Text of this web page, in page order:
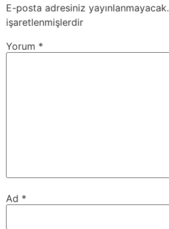
E-posta adresiniz yayınlanmayacak.
işaretlenmişlerdir
Yorum *
Ad *